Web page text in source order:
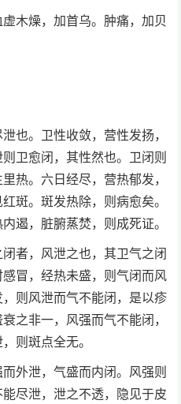
木燥，加首乌。肿痛，加贝
也。卫性收敛，营性发扬，
卫愈闭，其性然也。卫闭则
热。六日经尽，营热郁发，
斑。斑发热除，则病愈矣。
遏，脏腑蒸焚，则成死证。
者，风泄之也，其卫气之闭
冒，经热未盛，则气闭而风
则风泄而气不能闭，是以疹
之非一，风强而气不能闭，
则斑点全无。
外泄，气盛而内闭。风强则
尽泄，泄之不透，隐见于皮